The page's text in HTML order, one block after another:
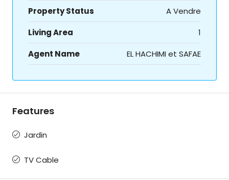
Property Status
A Vendre
Living Area
1
Agent Name
EL HACHIMI et SAFAE
Features
Jardin
TV Cable